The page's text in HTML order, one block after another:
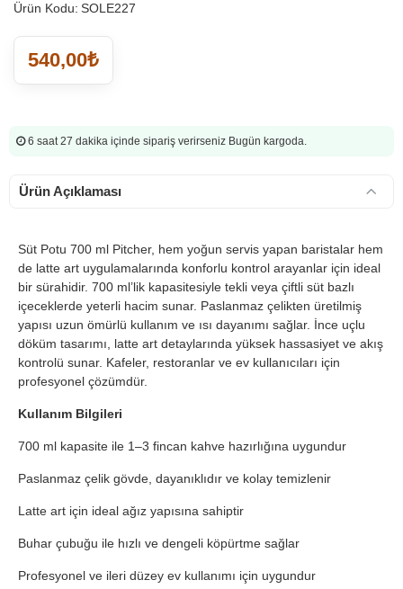
Ürün Kodu: SOLE227
540,00₺
6 saat 27 dakika içinde sipariş verirseniz Bugün kargoda.
Ürün Açıklaması
Süt Potu 700 ml Pitcher, hem yoğun servis yapan baristalar hem
de latte art uygulamalarında konforlu kontrol arayanlar için ideal
bir sürahidir. 700 ml’lik kapasitesiyle tekli veya çiftli süt bazlı
içeceklerde yeterli hacim sunar. Paslanmaz çelikten üretilmiş
yapısı uzun ömürlü kullanım ve ısı dayanımı sağlar. İnce uçlu
döküm tasarımı, latte art detaylarında yüksek hassasiyet ve akış
kontrolü sunar. Kafeler, restoranlar ve ev kullanıcıları için
profesyonel çözümdür.
Kullanım Bilgileri
700 ml kapasite ile 1–3 fincan kahve hazırlığına uygundur
Paslanmaz çelik gövde, dayanıklıdır ve kolay temizlenir
Latte art için ideal ağız yapısına sahiptir
Buhar çubuğu ile hızlı ve dengeli köpürtme sağlar
Profesyonel ve ileri düzey ev kullanımı için uygundur